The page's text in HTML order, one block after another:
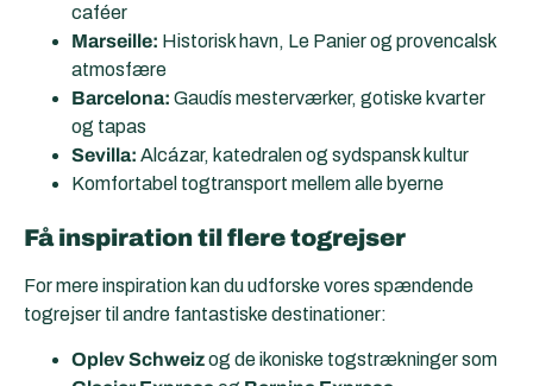
caféer
Marseille: Historisk havn, Le Panier og provencalsk
atmosfære
Barcelona: Gaudís mesterværker, gotiske kvarter
og tapas
Sevilla: Alcázar, katedralen og sydspansk kultur
Komfortabel togtransport mellem alle byerne
Få inspiration til flere togrejser
For mere inspiration kan du udforske vores spændende
togrejser til andre fantastiske destinationer:
Oplev Schweizog de ikoniske togstrækninger som